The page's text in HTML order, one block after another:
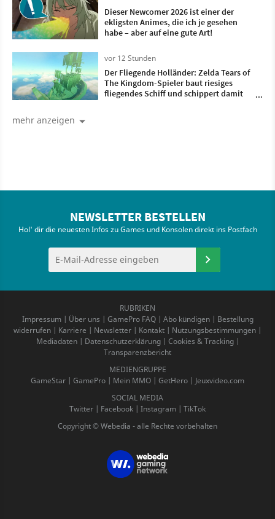
Dieser Newcomer 2026 ist einer der
ekligsten Animes, die ich je gesehen
habe – aber auf eine gute Art!
vor 12 Stunden
Der Fliegende Holländer: Zelda Tears of
The Kingdom-Spieler baut riesiges
fliegendes Schiff und schippert damit
mehr anzeigen
NEWSLETTER BESTELLEN
Hol' dir die neuesten Infos zu Games und Konsolen direkt ins Postfach
RUBRIKEN
Impressum| Über uns | GamePro FAQ| Abo kündigen| Bestellung
widerrufen | Karriere | Newsletter | Kontakt | Nutzungsbestimmungen |
Mediadaten| Datenschutzerklärung| Cookies & Tracking|
Transparenzbericht
MEDIENGRUPPE
GameStar | GamePro | Mein MMO | GetHero | Jeuxvideo.com
SOCIAL MEDIA
Twitter | Facebook | Instagram | TikTok
Copyright © Webedia - alle Rechte vorbehalten